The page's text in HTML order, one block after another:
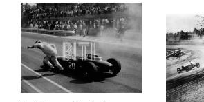
être
choisies
sur
la
page
du
produit
page
du
produit
Ce
Ce